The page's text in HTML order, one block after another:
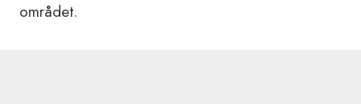
området.